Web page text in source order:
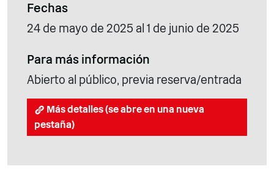
Fechas
24 de mayo de 2025 al 1 de junio de 2025
Para más información
Abierto al público, previa reserva/entrada
Más detalles (se abre en una nueva
pestaña)